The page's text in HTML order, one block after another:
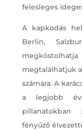
felesleges
A kapkodás
Berlin,
megtalálhatjuk
számára. A
a legjobb
pillanatokban
fényűző